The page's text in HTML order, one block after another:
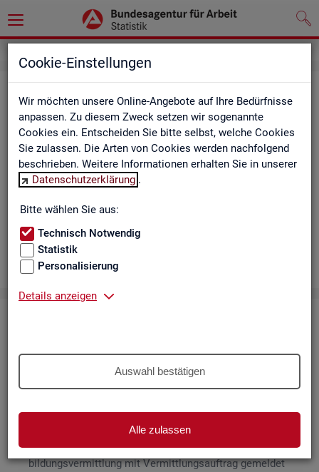
Cookie-Einstellungen
Wir möchten unsere Online-Angebote auf Ihre Bedürfnisse
anpassen. Zu diesem Zweck setzen wir sogenannte
Cookies ein. Entscheiden Sie bitte selbst, welche Cookies
Sie zulassen. Die Arten von Cookies werden nachfolgend
beschrieben. Weitere Informationen erhalten Sie in unserer
Datenschutzerklärung .
Bitte wählen Sie aus:
Technisch Notwendig
Statistik
Personalisierung
Details anzeigen
Auswahl bestätigen
Alle zulassen
Aus­bil­dungs­markt
Das Da­sh­board zeigt die wich­tigs­ten Daten zum Aus­bil­dungs­
markt in in­ter­ak­ti­ven Gra­fi­ken und Ta­bel­len. Für Deutsch­land,
Län­der, Krei­se, Agen­tur­be­zir­ke und Ar­beits­markt­re­gio­nen bil­
det es ge­mel­de­te Be­wer­be­rin­nen und Be­wer­ber sowie Be­rufs­
aus­bil­dungs­stel­len nach ge­frag­ten Merk­ma­len ab, bei­spiels­
wei­se Be­ru­fe. Neue Daten gibt es mo­nat­lich für März bis Sep­
DieAus­bil­dungs­markt­sta­tis­tik be­rich­tet über
Be­wer­be­rin­nen und Be­wer­ber für Be­rufs­aus­bil­
der Agen­tu­ren für Ar­beit undJob­cen­terzum Aus­bil­dungs­
markt in An­spruch neh­men, sowie
Be­rufs­aus­bil­dungs­stel­len, die beiAAundJCfür die Aus­
bil­dungs­ver­mitt­lung mit Ver­mitt­lungs­auf­trag ge­mel­det